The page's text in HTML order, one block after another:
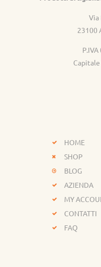
Via
23100
HOME
SHOP
BLOG
AZIENDA
MY
CONTATTI
FAQ